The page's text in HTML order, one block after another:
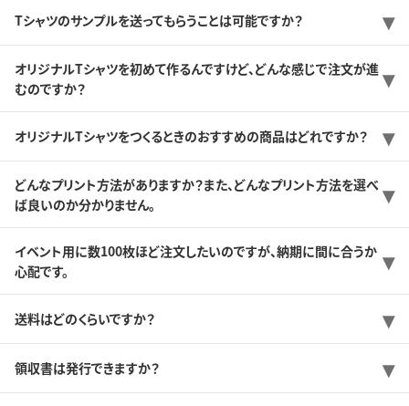
Tシャツのサンプルを送ってもらうことは可能ですか？
オリジナルTシャツを初めて作るんですけど、どんな感じで注文が進
むのですか？
オリジナルTシャツをつくるときのおすすめの商品はどれですか？
どんなプリント方法がありますか？また、どんなプリント方法を選べ
ば良いのか分かりません。
イベント用に数100枚ほど注文したいのですが、納期に間に合うか
心配です。
送料はどのくらいですか？
領収書は発行できますか？